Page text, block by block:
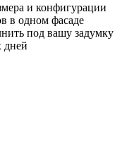
и конфигурации
в одном фасаде
под вашу задумку
дней